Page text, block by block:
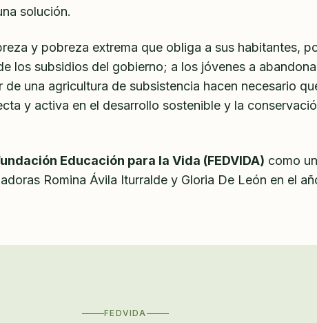
solución.
y pobreza extrema que obliga a sus habitantes,
los subsidios del gobierno; a los jóvenes a
una agricultura de subsistencia hacen necesario
y activa en el desarrollo sostenible y la
Educación para la Vida (FEDVIDA) como
Romina Ávila Iturralde y Gloria De León en el
FEDVIDA